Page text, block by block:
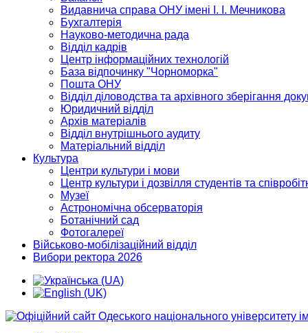
Видавнича справа ОНУ імені І. І. Мечникова
Бухгалтерія
Науково-методична рада
Відділ кадрів
Центр інформаційних технологій
База відпочинку "Чорноморка"
Пошта ОНУ
Відділ діловодства та архівного зберігання
Юридичний відділ
Архів матеріалів
Відділ внутрішнього аудиту
Матеріальний відділ
Культура
Центри культури і мови
Центр культури і дозвілля студентів та
Музеї
Астрономічна обсерваторія
Ботанічний сад
Фотогалереї
Військово-мобілізаційний відділ
Вибори ректора 2026